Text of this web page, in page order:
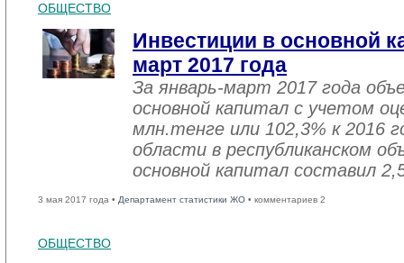
ОБЩЕСТВО
Инвестиции в основной
март 2017 года
За январь-март 2017 года
основной капитал с учетом
млн.тенге или 102,3% к 2016
области в республиканском
основной капитал составил
3 мая 2017 года • Департамент статистики ЖО • комментариев 2
ОБЩЕСТВО